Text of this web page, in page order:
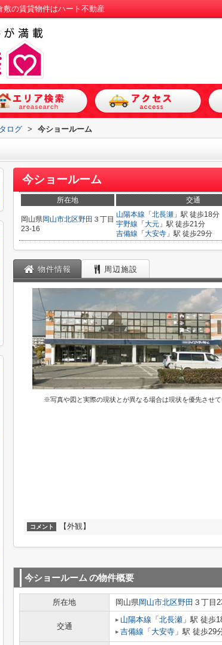
の賃貸物件はハート不動産
ログ > 今ショールーム
今ショールーム
所在地 交通
岡山県岡山市北区野田 ３丁目
23-16
山陽本線 「 北長瀬 」駅 徒歩18分
宇野線 「 大元 」駅 徒歩21分
吉備線 「 大安寺 」駅 徒歩29分
物件情報 周辺施設
※写真や図と実際の現状とが異なる場合は現状を優先させ
コメント 【外観】
今ショールーム の物件概要
所在地 岡山県岡山市北区野田 ３丁目
交通
山陽本線 「 北長瀬 」駅 徒歩
吉備線 「 大安寺 」駅 徒歩29